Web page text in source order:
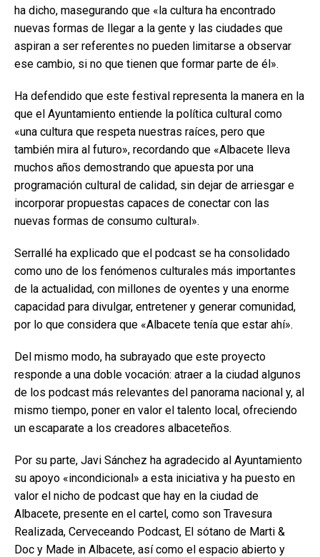
ha dicho, masegurando que «la cultura ha encontrado
nuevas formas de llegar a la gente y las ciudades que
aspiran a ser referentes no pueden limitarse a observar
ese cambio, si no que tienen que formar parte de él».
Ha defendido que este festival representa la manera en la
que el Ayuntamiento entiende la política cultural como
«una cultura que respeta nuestras raíces, pero que
también mira al futuro», recordando que «Albacete lleva
muchos años demostrando que apuesta por una
programación cultural de calidad, sin dejar de arriesgar e
incorporar propuestas capaces de conectar con las
nuevas formas de consumo cultural».
Serrallé ha explicado que el podcast se ha consolidado
como uno de los fenómenos culturales más importantes
de la actualidad, con millones de oyentes y una enorme
capacidad para divulgar, entretener y generar comunidad,
por lo que considera que «Albacete tenía que estar ahí».
Del mismo modo, ha subrayado que este proyecto
responde a una doble vocación: atraer a la ciudad algunos
de los podcast más relevantes del panorama nacional y, al
mismo tiempo, poner en valor el talento local, ofreciendo
un escaparate a los creadores albaceteños.
Por su parte, Javi Sánchez ha agradecido al Ayuntamiento
su apoyo «incondicional» a esta iniciativa y ha puesto en
valor el nicho de podcast que hay en la ciudad de
Albacete, presente en el cartel, como son Travesura
Realizada, Cerveceando Podcast, El sótano de Marti &
Doc y Made in Albacete, así como el espacio abierto y